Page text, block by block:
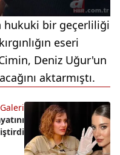
hukuki bir geçerliliği
eseri
Deniz Uğur'un
aktarmıştı.